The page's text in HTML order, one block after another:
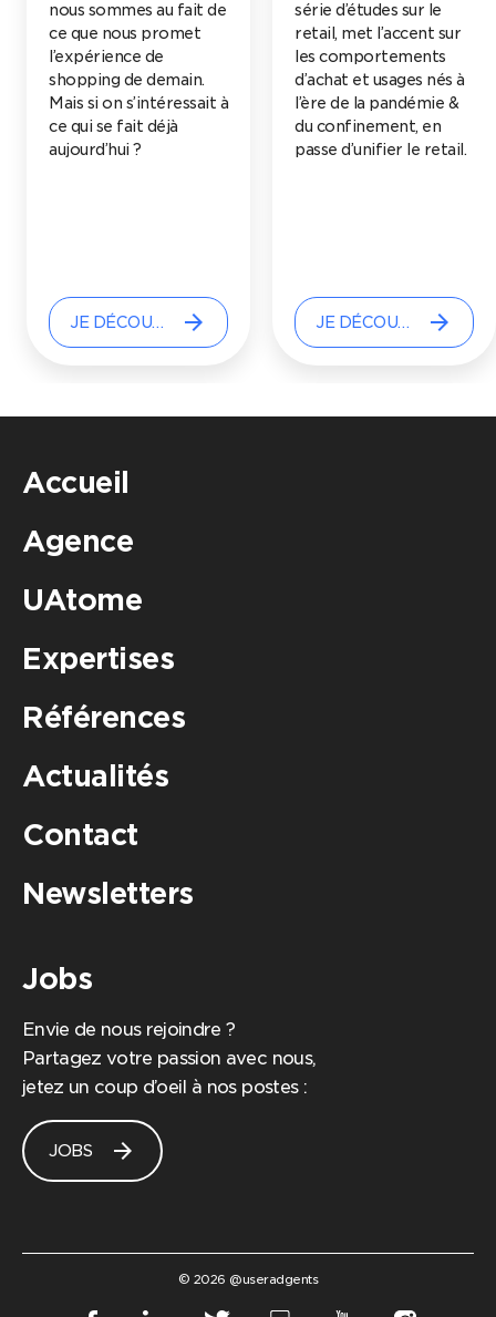
série d’études sur le
retail, met l’accent sur
les comportements
d’achat et usages nés à
l’ère de la pandémie &
du confinement, en
passe d’unifier le retail.
JE DÉCOUVRE arrow_forward
Alors que les interfaces
e-commerce tendent
aujourd’hui à
s’uniformiser au nom
de la performance, les
mondes virtuels
peuvent-ils servir à
JE DÉCOUVRE arrow_forward
Accueil
Agence
UAtome
Expertises
Références
Actualités
Contact
Newsletters
Jobs
Envie de nous rejoindre ?
Partagez votre passion avec nous,
jetez un coup d’oeil à nos postes :
JOBS arrow_forward
© 2026 @useradgents